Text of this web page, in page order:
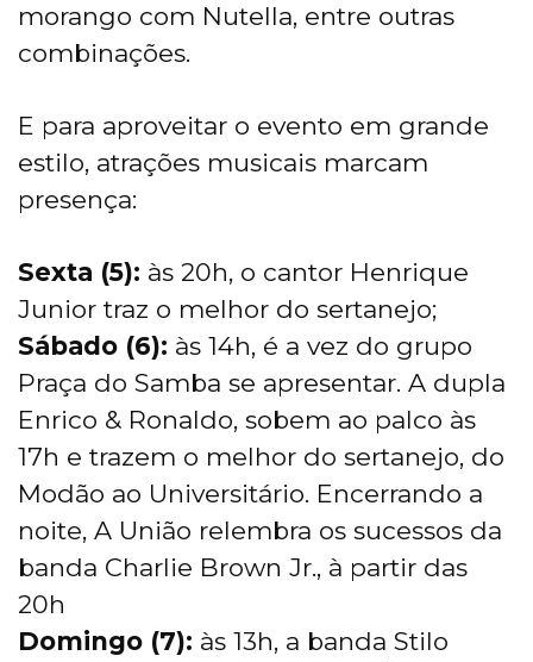
morango com Nutella, entre outras
combinações.
E para aproveitar o evento em grande
estilo, atrações musicais marcam
presença:
Sexta (5): às 20h, o cantor Henrique
Junior traz o melhor do sertanejo;
Sábado (6): às 14h, é a vez do grupo
Praça do Samba se apresentar. A dupla
Enrico & Ronaldo, sobem ao palco às
17h e trazem o melhor do sertanejo, do
Modão ao Universitário. Encerrando a
noite, A União relembra os sucessos da
banda Charlie Brown Jr., à partir das
20h
Domingo (7): às 13h, a banda Stilo